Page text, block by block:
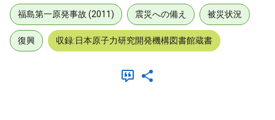
福島第一原発事故 (2011) 震災への備え 被災状況
復興 収録:日本原子力研究開発機構図書館蔵書